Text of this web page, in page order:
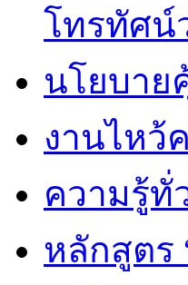
โทรทัศน์
นโยบาย
งานไหว้
ความรู้ทั่
หลักสูตร